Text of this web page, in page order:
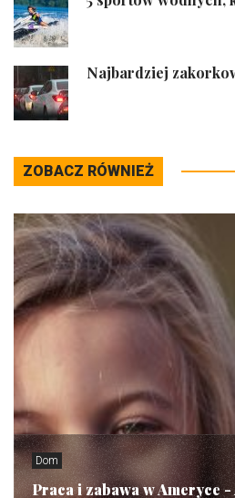
Najbardziej
ZOBACZ RÓWNIEŻ
Dom
Praca i zabawa w Ameryce